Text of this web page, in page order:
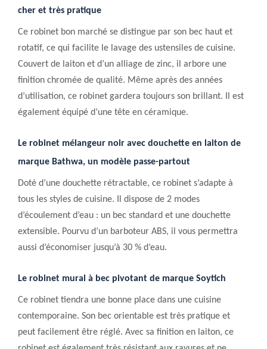
cher et très pratique
Ce robinet bon marché se distingue par son bec haut et
rotatif, ce qui facilite le lavage des ustensiles de cuisine.
Couvert de laiton et d’un alliage de zinc, il arbore une
finition chromée de qualité. Même après des années
d’utilisation, ce robinet gardera toujours son brillant. Il est
également équipé d’une tête en céramique.
Le robinet mélangeur noir avec douchette en laiton de
marque Bathwa, un modèle passe-partout
Doté d’une douchette rétractable, ce robinet s’adapte à
tous les styles de cuisine. Il dispose de 2 modes
d’écoulement d’eau : un bec standard et une douchette
extensible. Pourvu d’un barboteur ABS, il vous permettra
aussi d’économiser jusqu’à 30 % d’eau.
Le robinet mura à bec pivotant de marque Soytich
Ce robinet tiendra une bonne place dans une cuisine
contemporaine. Son bec orientable est très pratique et
peut facilement être réglé. Avec sa finition en laiton, ce